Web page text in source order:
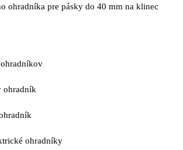
ohradníka pre pásky do 40 mm na klinec
ohradník
ohradníky